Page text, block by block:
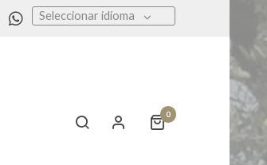
Seleccionar idioma
0